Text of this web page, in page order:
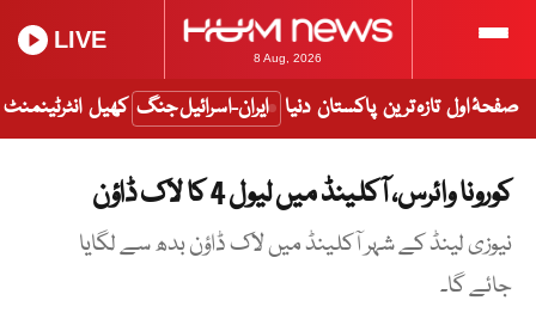
8 Aug, 2026
LIVE
صفحۂ اول تازہ ترین پاکستان دنیا ایران-اسرائیل جنگ کھیل انٹرٹینمنٹ
کورونا وائرس، آکلینڈ میں لیول 4 کا لاک ڈاؤن
نیوزی لینڈ کے شہر آکلینڈ میں لاک ڈاؤن بدھ سے لگایا
جائے گا۔